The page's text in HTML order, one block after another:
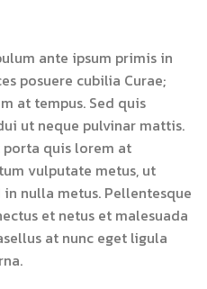
ante ipsum primis in
posuere cubilia Curae;
at tempus. Sed quis
ut neque pulvinar mattis.
porta quis lorem at
vulputate metus, ut
nulla metus. Pellentesque
et netus et malesuada
at nunc eget ligula